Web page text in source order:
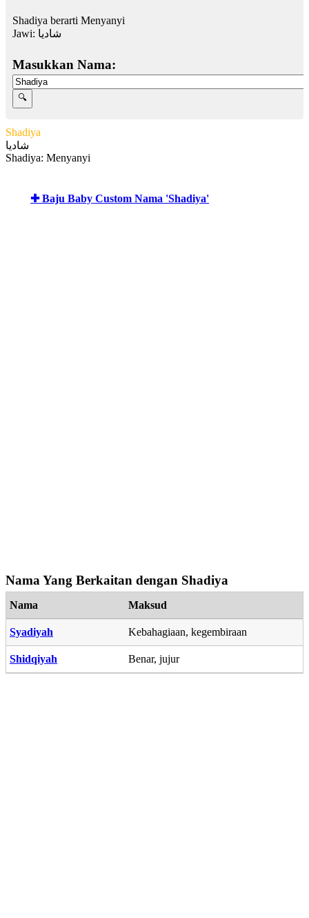
Shadiya berarti Menyanyi
Jawi: شاديا
Masukkan Nama:
Shadiya
شاديا
Shadiya: Menyanyi
✚ Baju Baby Custom Nama 'Shadiya'
Nama Yang Berkaitan dengan Shadiya
Nama Maksud
Syadiyah Kebahagiaan, kegembiraan
Shidqiyah Benar, jujur